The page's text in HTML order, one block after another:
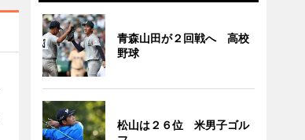
青森山田が２回戦へ 高校
野球
松山は２６位 米男子ゴル